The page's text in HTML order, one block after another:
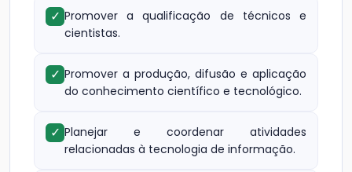
✓ Promover a qualificação de técnicos e
cientistas.
✓ Promover a produção, difusão e aplicação
do conhecimento científico e tecnológico.
✓ Planejar e coordenar atividades
relacionadas à tecnologia de informação.